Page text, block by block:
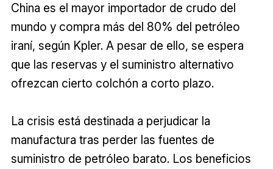
China es el mayor importador de crudo del
mundo y compra más del 80% del petróleo
iraní, según Kpler. A pesar de ello, se espera
que las reservas y el suministro alternativo
ofrezcan cierto colchón a corto plazo.
La crisis está destinada a perjudicar la
manufactura tras perder las fuentes de
suministro de petróleo barato. Los beneficios